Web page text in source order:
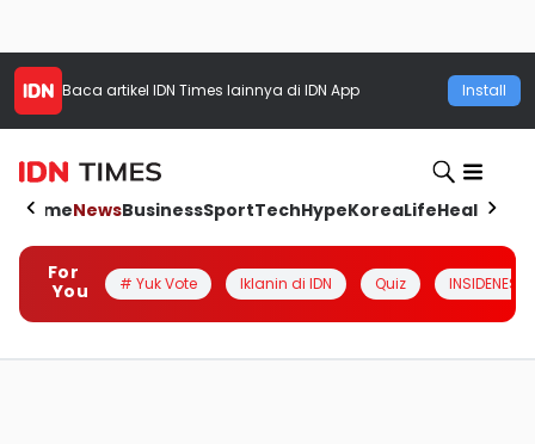
Baca artikel IDN Times lainnya di IDN App Install
HomeNewsBusinessSportTechHypeKoreaLifeHealth
For
You
# Yuk Vote Iklanin di IDN Quiz INSIDENESIA